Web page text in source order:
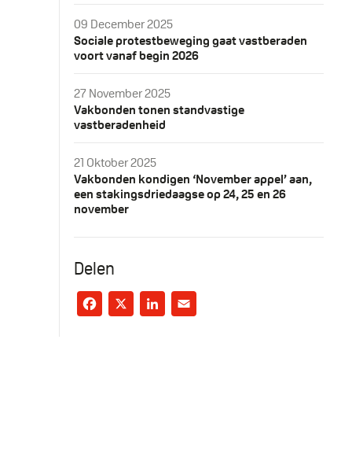
09 December 2025
Sociale protestbeweging gaat vastberaden
voort vanaf begin 2026
27 November 2025
Vakbonden tonen standvastige
vastberadenheid
21 Oktober 2025
Vakbonden kondigen ‘November appel’ aan,
een stakingsdriedaagse op 24, 25 en 26
november
Delen
Facebook
X LinkedIn